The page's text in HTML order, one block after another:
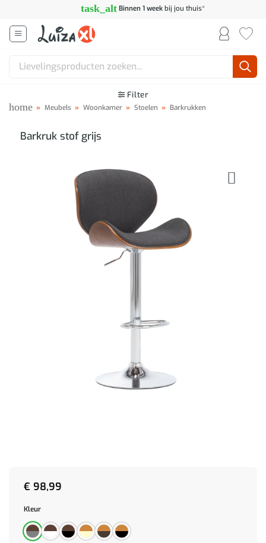
inhoud
task_alt Binnen 1 weekbij jou thuis*
Zoeken
Filter
home » Meubels » Woonkamer » Stoelen » Barkrukken
Barkruk stof grijs
€ 98,99
Kleur